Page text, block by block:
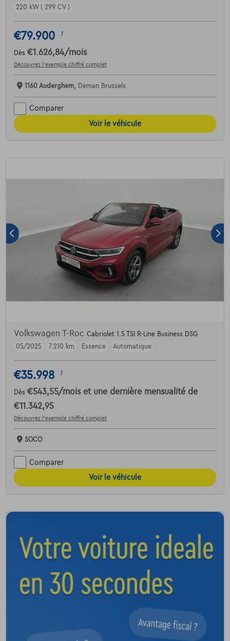
220 kW ( 299 CV )
€79.900 1
Dès €1.626,84/mois
Découvrez l’exemple chiffré complet
1160 Auderghem, Deman Brussels
Comparer
Voir le véhicule
Volkswagen T-Roc Cabriolet 1.5 TSI R-Line Business DSG
05/2025
7.210 km Essence Automatique
€35.998 1
Dès €543,55/mois et une dernière mensualité de
€11.342,95
Découvrez l’exemple chiffré complet
SOCO
Comparer
Voir le véhicule